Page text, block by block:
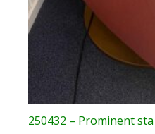
250432 – Prominent